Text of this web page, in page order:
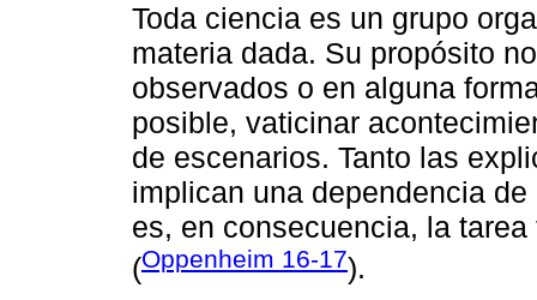
Toda ciencia es un grupo
materia dada. Su propósito
observados o en alguna
posible, vaticinar
de escenarios. Tanto las
implican una dependencia
es, en consecuencia, la
(Oppenheim 16-17).